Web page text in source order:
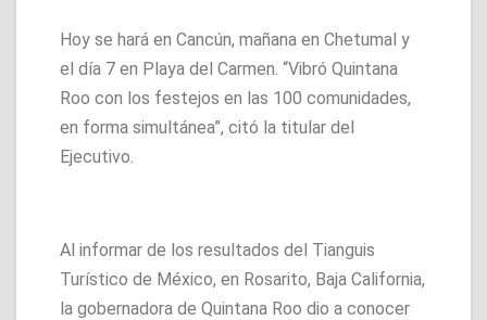
Hoy se hará en Cancún, mañana en Chetumal y
el día 7 en Playa del Carmen. “Vibró Quintana
Roo con los festejos en las 100 comunidades,
en forma simultánea”, citó la titular del
Ejecutivo.
Al informar de los resultados del Tianguis
Turístico de México, en Rosarito, Baja California,
la gobernadora de Quintana Roo dio a conocer